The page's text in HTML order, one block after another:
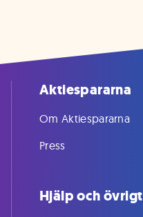
Aktiespararna
Om Aktiespararna
Press
Hjälp och övrigt